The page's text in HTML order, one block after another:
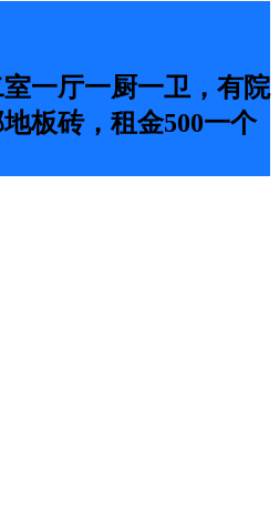
一厅一厨一卫，有院
板砖，租金500一个